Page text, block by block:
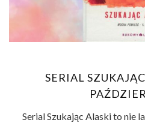
SERIAL
Serial Szukając Alaski to nie